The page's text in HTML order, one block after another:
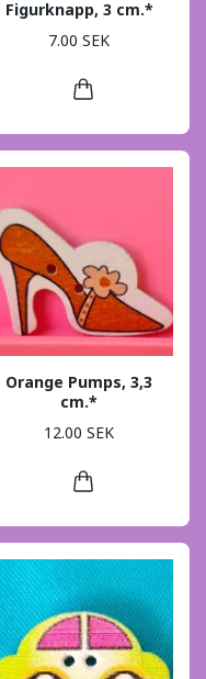
Figurknapp, 3 cm.*
7.00 SEK
Orange Pumps, 3,3
cm.*
12.00 SEK